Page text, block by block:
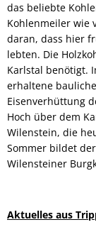
das beliebte
Kohlenmeiler wie
daran, dass hier
lebten. Die
Karlstal benötigt.
erhaltene
Eisenverhüttung
Hoch über dem
Wilenstein, die
Sommer bildet
Wilensteiner
Aktuelles aus